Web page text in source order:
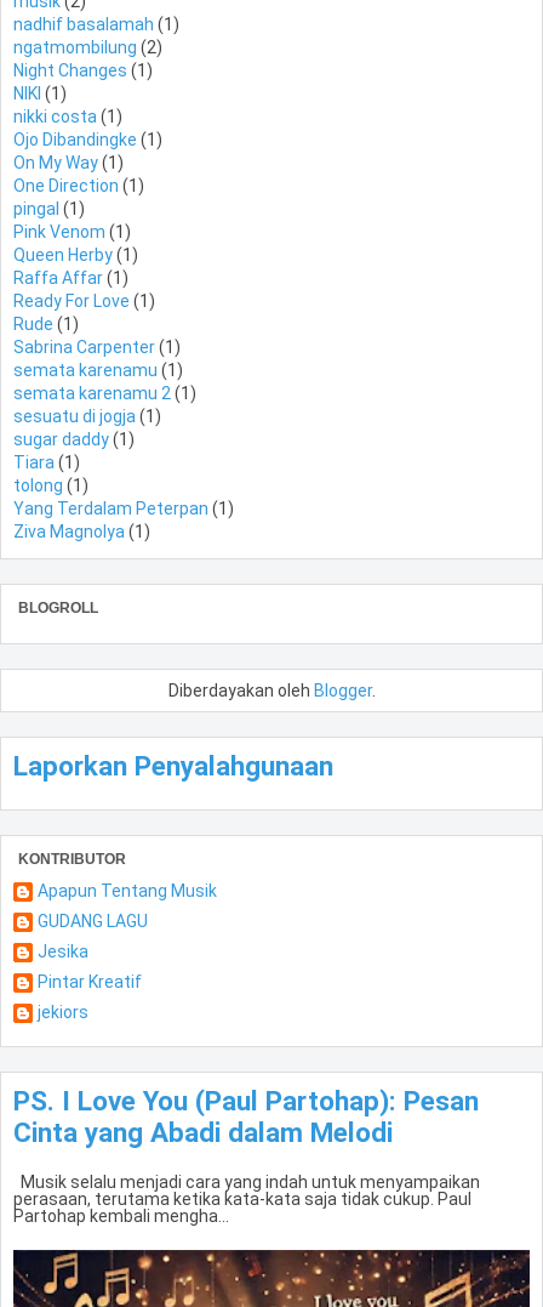
nadhif basalamah (1)
ngatmombilung (2)
Night Changes (1)
NIKI (1)
nikki costa (1)
Ojo Dibandingke (1)
On My Way(1)
One Direction (1)
pingal (1)
Pink Venom (1)
Queen Herby(1)
Raffa Affar(1)
Ready For Love (1)
Rude (1)
Sabrina Carpenter(1)
semata karenamu (1)
semata karenamu 2 (1)
sesuatu di jogja (1)
sugar daddy(1)
Tiara (1)
tolong (1)
Yang Terdalam Peterpan (1)
Ziva Magnolya (1)
BLOGROLL
Diberdayakan oleh Blogger.
Laporkan Penyalahgunaan
KONTRIBUTOR
Apapun Tentang Musik
GUDANG LAGU
Jesika
Pintar Kreatif
jekiors
PS. I Love You (Paul Partohap): Pesan
Cinta yang Abadi dalam Melodi
Musik selalu menjadi cara yang indah untuk menyampaikan
perasaan, terutama ketika kata-kata saja tidak cukup. Paul
Partohap kembali mengha...